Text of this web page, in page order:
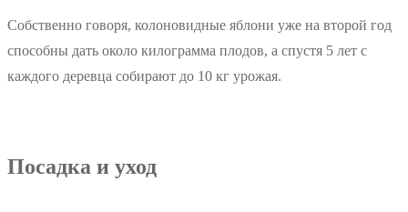
Собственно говоря, колоновидные яблони уже на второй год
способны дать около килограмма плодов, а спустя 5 лет с
каждого деревца собирают до 10 кг урожая.
Посадка и уход